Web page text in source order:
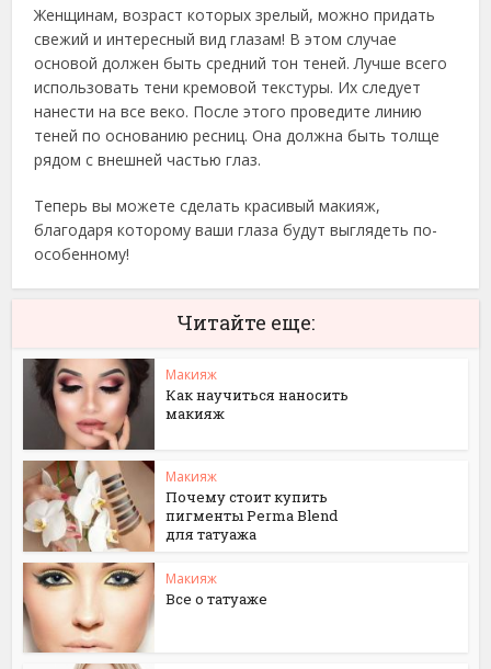
Женщинам, возраст которых зрелый, можно придать
свежий и интересный вид глазам! В этом случае
основой должен быть средний тон теней. Лучше всего
использовать тени кремовой текстуры. Их следует
нанести на все веко. После этого проведите линию
теней по основанию ресниц. Она должна быть толще
рядом с внешней частью глаз.
Теперь вы можете сделать красивый макияж,
благодаря которому ваши глаза будут выглядеть по-
особенному!
Читайте еще:
Макияж
Как научиться наносить
макияж
Макияж
Почему стоит купить
пигменты Perma Blend
для татуажа
Макияж
Все о татуаже